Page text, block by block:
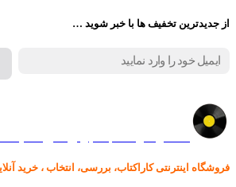
از جدیدترین تخفیف ها با خبر شوید …
فروشگاه اینترنتی کاراکتاب، بررسی، انتخاب ، خرید